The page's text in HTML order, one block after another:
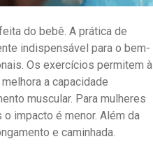
do bebê. A prática de
indispensável para o bem-
Os exercícios permitem à
a capacidade
muscular. Para mulheres
impacto é menor. Além da
e caminhada.